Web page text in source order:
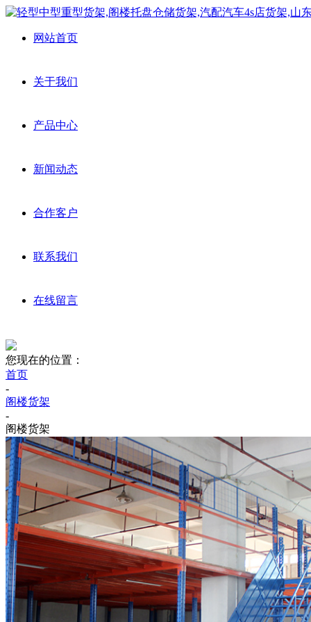
网站首页
关于我们
产品中心
新闻动态
合作客户
联系我们
在线留言
您现在的位置：
首页
-
阁楼货架
-
阁楼货架